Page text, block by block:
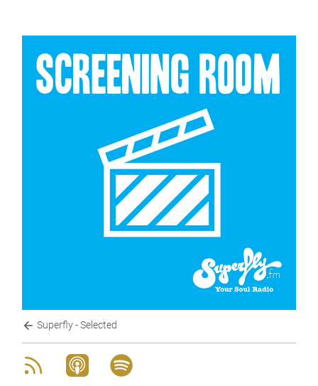
Superfly - Selected